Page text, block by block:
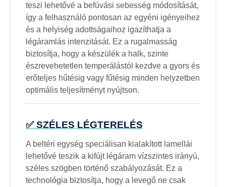
teszi lehetővé a befúvási sebesség módosítását,
így a felhasználó pontosan az egyéni igényeihez
és a helyiség adottságaihoz igazíthatja a
légáramlás intenzitását. Ez a rugalmasság
biztosítja, hogy a készülék a halk, szinte
észrevehetetlen temperálástól kezdve a gyors és
erőteljes hűtésig vagy fűtésig minden helyzetben
optimális teljesítményt nyújtson.
✅ SZÉLES LÉGTERELÉS
A beltéri egység speciálisan kialakított lamellái
lehetővé teszik a kifújt légáram vízszintes irányú,
széles szögben történő szabályozását. Ez a
technológia biztosítja, hogy a levegő ne csak